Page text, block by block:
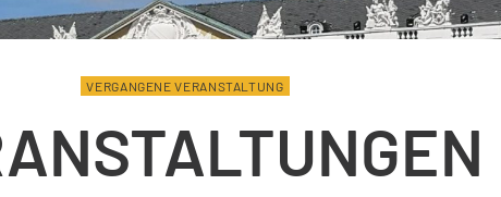
VERGANGENE VERANSTALTUNG